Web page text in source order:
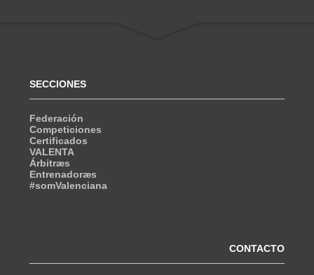
SECCIONES
Federación
Competiciones
Certificados
VALENTA
Árbitræs
Entrenadoræs
#somValenciana
CONTACTO